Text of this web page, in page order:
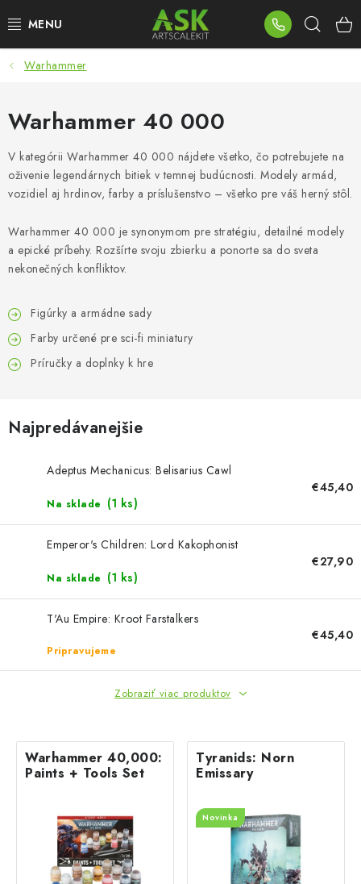
na
BLOG
SUMMER DAYS
WARHAMMER
ASK PRODUKTY
NOVINKY
PLASTOVÉ MODELY
PRÍSLUŠENSTVO
FARBY & POMÔCKY
PREDÁVANÉ ZNAČKY
Moja objednávka
Podmienky a pravidlá
Zásady ochrany osobných údajov
Postup pri podávaní sťažností
Veľkoobchod
Prevodník modelárskych farieb
FAQ
Výstavy 2026
Warhammer
Warhammer 40 000
V kategórii Warhammer 40 000 nájdete všetko, čo potrebujete na
oživenie legendárnych bitiek v temnej budúcnosti. Modely armád,
vozidiel aj hrdinov, farby a príslušenstvo – všetko pre váš herný stôl.
Warhammer 40 000 je synonymom pre stratégiu, detailné modely
a epické príbehy. Rozšírte svoju zbierku a ponorte sa do sveta
nekonečných konfliktov.
Figúrky a armádne sady
Farby určené pre sci-fi miniatury
Príručky a doplnky k hre
Najpredávanejšie
Adeptus Mechanicus: Belisarius Cawl
Na sklade (1 ks)
€45,40
Emperor's Children: Lord Kakophonist
Na sklade (1 ks)
€27,90
T'Au Empire: Kroot Farstalkers
Pripravujeme
€45,40
Zobraziť viac produktov
Warhammer 40,000:
Paints + Tools Set
Tyranids: Norn
Emissary
Novinka